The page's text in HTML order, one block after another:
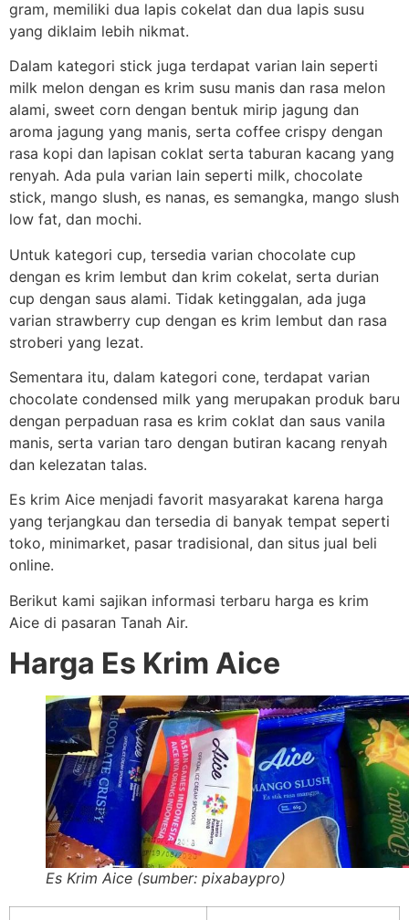
gram, memiliki dua lapis cokelat dan dua lapis susu
yang diklaim lebih nikmat.
Dalam kategori stick juga terdapat varian lain seperti
milk melon dengan es krim susu manis dan rasa melon
alami, sweet corn dengan bentuk mirip jagung dan
aroma jagung yang manis, serta coffee crispy dengan
rasa kopi dan lapisan coklat serta taburan kacang yang
renyah. Ada pula varian lain seperti milk, chocolate
stick, mango slush, es nanas, es semangka, mango slush
low fat, dan mochi.
Untuk kategori cup, tersedia varian chocolate cup
dengan es krim lembut dan krim cokelat, serta durian
cup dengan saus alami. Tidak ketinggalan, ada juga
varian strawberry cup dengan es krim lembut dan rasa
stroberi yang lezat.
Sementara itu, dalam kategori cone, terdapat varian
chocolate condensed milk yang merupakan produk baru
dengan perpaduan rasa es krim coklat dan saus vanila
manis, serta varian taro dengan butiran kacang renyah
dan kelezatan talas.
Es krim Aice menjadi favorit masyarakat karena harga
yang terjangkau dan tersedia di banyak tempat seperti
toko, minimarket, pasar tradisional, dan situs jual beli
online.
Berikut kami sajikan informasi terbaru harga es krim
Aice di pasaran Tanah Air.
Harga Es Krim Aice
Es Krim Aice (sumber: pixabaypro)